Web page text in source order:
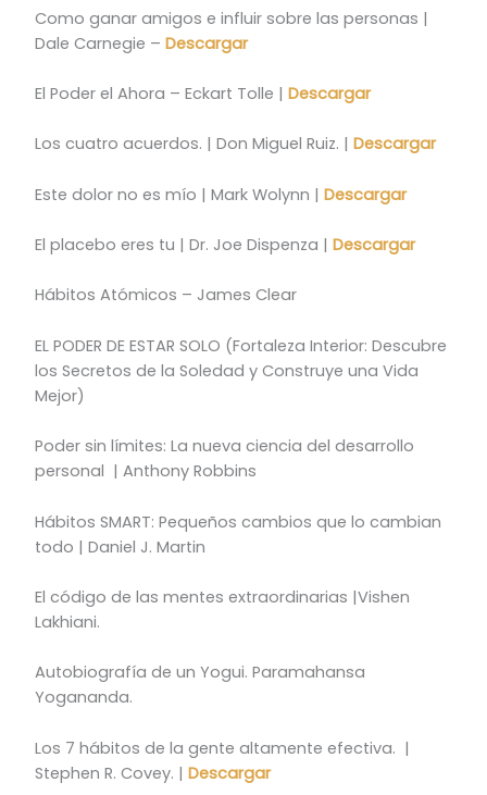
Como ganar amigos e influir sobre las personas |
Dale Carnegie – Descargar
El Poder el Ahora – Eckart Tolle | Descargar
Los cuatro acuerdos. | Don Miguel Ruiz. | Descargar
Este dolor no es mío | Mark Wolynn | Descargar
El placebo eres tu | Dr. Joe Dispenza | Descargar
Hábitos Atómicos – James Clear
EL PODER DE ESTAR SOLO (Fortaleza Interior: Descubre
los Secretos de la Soledad y Construye una Vida
Mejor)
Poder sin límites: La nueva ciencia del desarrollo
personal | Anthony Robbins
Hábitos SMART: Pequeños cambios que lo cambian
todo | Daniel J. Martin
El código de las mentes extraordinarias |Vishen
Lakhiani.
Autobiografía de un Yogui. Paramahansa
Yogananda.
Los 7 hábitos de la gente altamente efectiva. |
Stephen R. Covey. | Descargar